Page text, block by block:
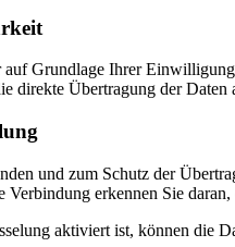
Grundlage Ihrer
direkte Übertragung der
und zum Schutz der
Verbindung erkennen Sie
aktiviert ist, können die